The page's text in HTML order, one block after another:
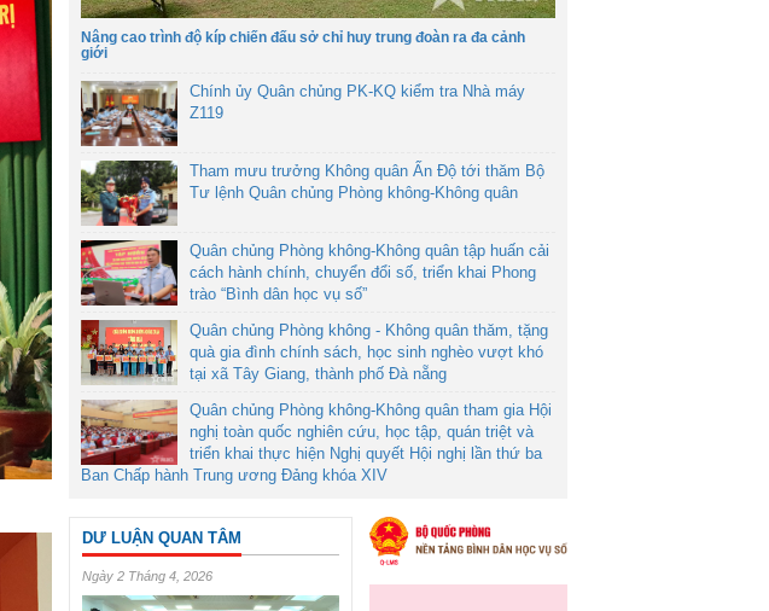
Nâng cao trình độ kíp chiến đấu sở chỉ huy trung đoàn ra đa cảnh
giới
Chính ủy Quân chủng PK-KQ kiểm tra Nhà máy
Z119
Tham mưu trưởng Không quân Ấn Độ tới thăm Bộ
Tư lệnh Quân chủng Phòng không-Không quân
Quân chủng Phòng không-Không quân tập huấn cải
cách hành chính, chuyển đổi số, triển khai Phong
trào “Bình dân học vụ số”
Quân chủng Phòng không - Không quân thăm, tặng
quà gia đình chính sách, học sinh nghèo vượt khó
tại xã Tây Giang, thành phố Đà nẵng
Quân chủng Phòng không-Không quân tham gia Hội
nghị toàn quốc nghiên cứu, học tập, quán triệt và
triển khai thực hiện Nghị quyết Hội nghị lần thứ ba
Ban Chấp hành Trung ương Đảng khóa XIV
DƯ LUẬN QUAN TÂM
Ngày 2 Tháng 4, 2026